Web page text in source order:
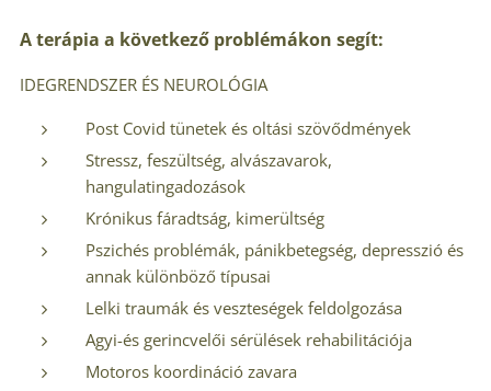
A terápia a következő problémákon segít:
IDEGRENDSZER ÉS NEUROLÓGIA
Post Covid tünetek és oltási szövődmények
Stressz, feszültség, alvászavarok,
hangulatingadozások
Krónikus fáradtság, kimerültség
Pszichés problémák, pánikbetegség, depresszió és
annak különböző típusai
Lelki traumák és veszteségek feldolgozása
Agyi-és gerincvelői sérülések rehabilitációja
Motoros koordináció zavara